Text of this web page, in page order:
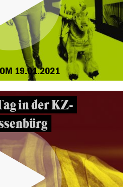
19.01.2021
in der KZ-